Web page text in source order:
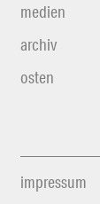
medien
archiv
osten
impressum